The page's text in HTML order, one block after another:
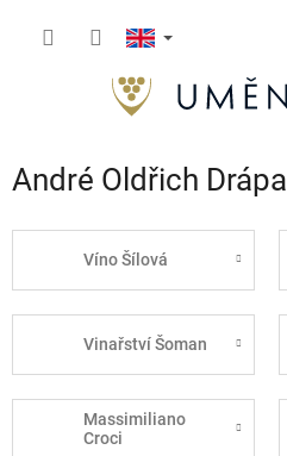
André Oldřich Drápal
Víno Šílová
Vinařství Šoman
Massimiliano
Croci